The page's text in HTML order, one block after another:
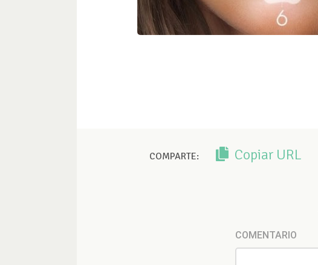
COMPARTE: Copiar URL
COMENTARIO